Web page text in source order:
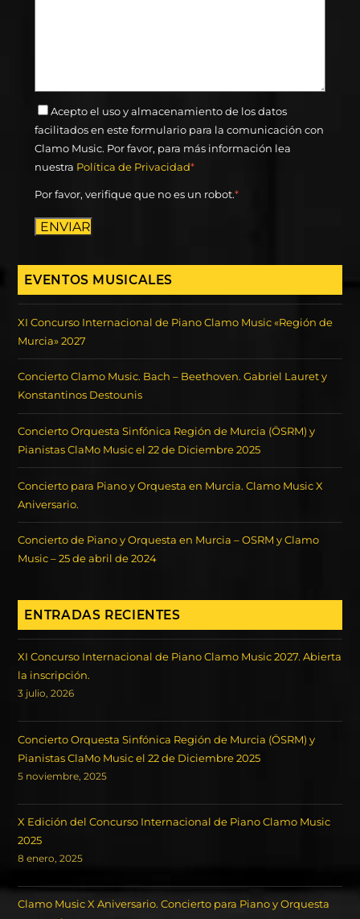
Acepto el uso y almacenamiento de los datos
facilitados en este formulario para la comunicación con
Clamo Music. Por favor, para más información lea
nuestra Política de Privacidad*
Por favor, verifique que no es un robot.*
ENVIAR
EVENTOS MUSICALES
XI Concurso Internacional de Piano Clamo Music «Región de
Murcia» 2027
Concierto Clamo Music. Bach – Beethoven. Gabriel Lauret y
Konstantinos Destounis
Concierto Orquesta Sinfónica Región de Murcia (ÖSRM) y
Pianistas ClaMo Music el 22 de Diciembre 2025
Concierto para Piano y Orquesta en Murcia. Clamo Music X
Aniversario.
Concierto de Piano y Orquesta en Murcia – OSRM y Clamo
Music – 25 de abril de 2024
ENTRADAS RECIENTES
XI Concurso Internacional de Piano Clamo Music 2027. Abierta
la inscripción.
3 julio, 2026
Concierto Orquesta Sinfónica Región de Murcia (ÖSRM) y
Pianistas ClaMo Music el 22 de Diciembre 2025
5 noviembre, 2025
X Edición del Concurso Internacional de Piano Clamo Music
2025
8 enero, 2025
Clamo Music X Aniversario. Concierto para Piano y Orquesta